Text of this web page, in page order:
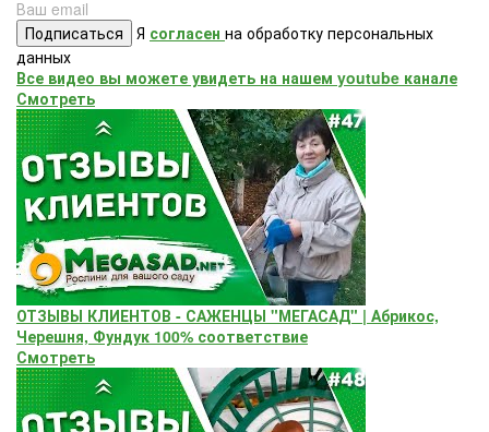
Подписаться Я согласен на обработку персональных
данных
Все видео вы можете увидеть на нашем youtube канале
Смотреть
ОТЗЫВЫ КЛИЕНТОВ - САЖЕНЦЫ "МЕГАСАД" | Абрикос,
Черешня, Фундук 100% соответствие
Смотреть